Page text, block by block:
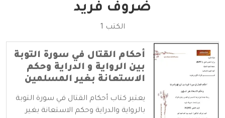
ضروف فريد
الكتب 1
أحكام القتال في سورة التوبة
بين الرواية و الدراية وحكم
الاستعانة بغير المسلمين
يعتبر كتاب أحكام القتال في سورة التوبة
بالرواية والدراية وحكم الاستعانة بغير